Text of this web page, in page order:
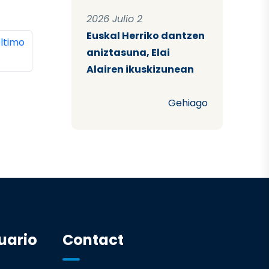
página
2026 Julio 2
Euskal Herriko dantzen
aniztasuna, Elai
Alairen ikuskizunean
Gehiago
Contact